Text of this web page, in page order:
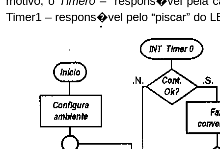
Timer1 – respons�vel pelo “piscar” do